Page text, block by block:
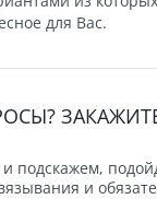
для Вас.
подскажем,
и